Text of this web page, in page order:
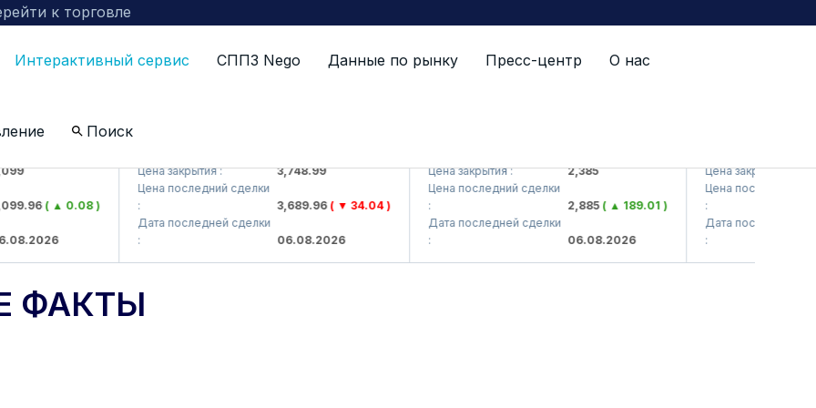
к торговле
Интерактивный сервис СППЗ Nego Данные по рынку Пресс-центр О нас
Поиск
( ▲ 0.08 )
Цена закрытия :
3,748.99
Цена последний сделки
3,689.96( ▼ 34.04 )
Дата последней сделки
06.08.2026
Цена закрытия :
2,385
Цена последний сделки
2,885( ▲ 189.01 )
Дата последней сделки
06.08.2026
Цена закрытия :
Цена последний сделки
Дата последней
ФАКТЫ